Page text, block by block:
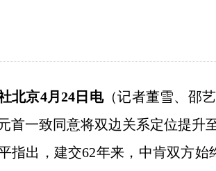
北京4月24日电（记者董雪、邵
首一致同意将双边关系定位提升
指出，建交62年来，中肯双方